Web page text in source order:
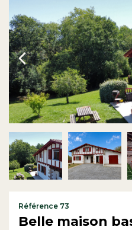
Biens vendus
Notre Agence
Contact
Référence 73
Belle maison